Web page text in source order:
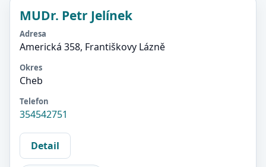
MUDr. Petr Jelínek
Adresa
Americká 358, Františkovy Lázně
Okres
Cheb
Telefon
354542751
Detail